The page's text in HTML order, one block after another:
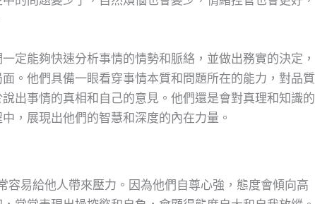
定能夠快速分析事情的情勢和脈絡，並做出務實的決定，
。他們具備一眼看穿事情本質和問題所在的能力，對品質
出事情的真相和自己的意見。他們還是會對真理和知識的
，展現出他們的智慧和深度的內在力量。
容易給他人帶來壓力。因為他們自尊心強，態度會傾向高